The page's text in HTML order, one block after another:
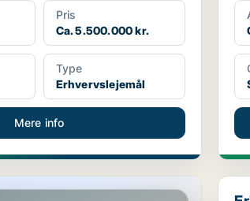
Pris
Ca. 5.500.000 kr.
Type
Erhvervslejemål
Mere info